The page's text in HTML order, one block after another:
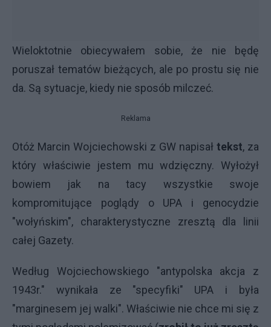
Wieloktotnie obiecywałem sobie, że nie będę
poruszał tematów bieżących, ale po prostu się nie
da. Są sytuacje, kiedy nie sposób milczeć.
Reklama
Otóż Marcin Wojciechowski z GW napisał tekst, za
który właściwie jestem mu wdzięczny. Wyłożył
bowiem jak na tacy wszystkie swoje
kompromitujące poglądy o UPA i genocydzie
"wołyńskim", charakterystyczne zresztą dla linii
całej Gazety.
Według Wojciechowskiego "antypolska akcja z
1943r." wynikała ze "specyfiki" UPA i była
"marginesem jej walki". Właściwie nie chce mi się z